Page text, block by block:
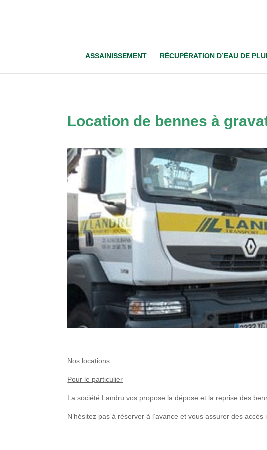
ASSAINISSEMENT RÉCUPÉRATION D’EAU DE
Location de bennes à
Nos locations:
Pour le particulier
La société Landru vos propose la dépose et la reprise des
N’hésitez pas à réserver à l’avance et vous assurer des